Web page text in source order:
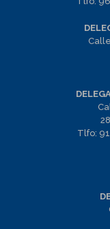
Tlfo: